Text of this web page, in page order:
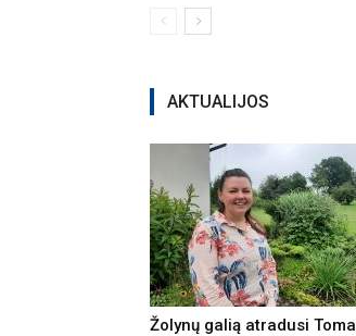
AKTUALIJOS
Žolynų galią atradusi Toma